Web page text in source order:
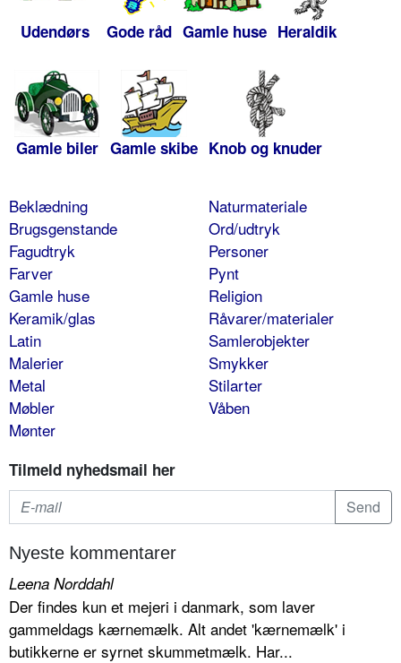
Udendørs Gode råd Gamle huse Heraldik
Gamle biler Gamle skibe Knob og knuder
Beklædning
Brugsgenstande
Fagudtryk
Farver
Gamle huse
Keramik/glas
Latin
Malerier
Metal
Møbler
Mønter
Naturmateriale
Ord/udtryk
Personer
Pynt
Religion
Råvarer/materialer
Samlerobjekter
Smykker
Stilarter
Våben
Tilmeld nyhedsmail her
Nyeste kommentarer
Leena Norddahl
Der findes kun et mejeri i danmark, som laver
gammeldags kærnemælk. Alt andet 'kærnemælk' i
butikkerne er syrnet skummetmælk. Har...